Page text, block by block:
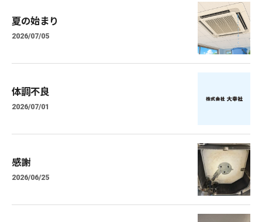
夏の始まり
2026/07/05
体調不良
2026/07/01
感謝
2026/06/25